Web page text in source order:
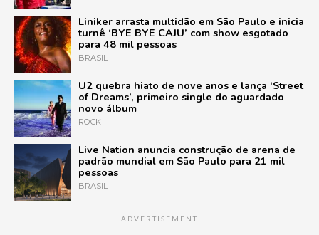
Liniker arrasta multidão em São Paulo e inicia
turnê ‘BYE BYE CAJU’ com show esgotado
para 48 mil pessoas
BRASIL
U2 quebra hiato de nove anos e lança ‘Street
of Dreams’, primeiro single do aguardado
novo álbum
ROCK
Live Nation anuncia construção de arena de
padrão mundial em São Paulo para 21 mil
pessoas
BRASIL
ADVERTISEMENT